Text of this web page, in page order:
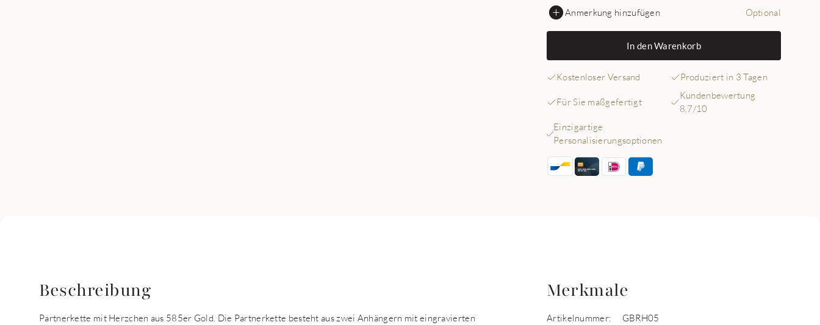
Anmerkung hinzufügen Optional
In den Warenkorb
Kostenloser Versand Produziert in 3 Tagen
Für Sie maßgefertigt
Kundenbewertung
8,7/10
Einzigartige
Personalisierungsoptionen
Beschreibung
Partnerkette mit Herzchen aus 585er Gold. Die Partnerkette besteht aus zwei Anhängern mit eingravierten
Merkmale
Artikelnummer:
GBRH05